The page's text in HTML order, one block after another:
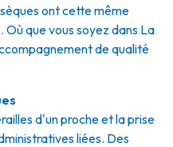
ont cette même
que vous soyez dans La
de qualité
d'un proche et la prise
liées. Des